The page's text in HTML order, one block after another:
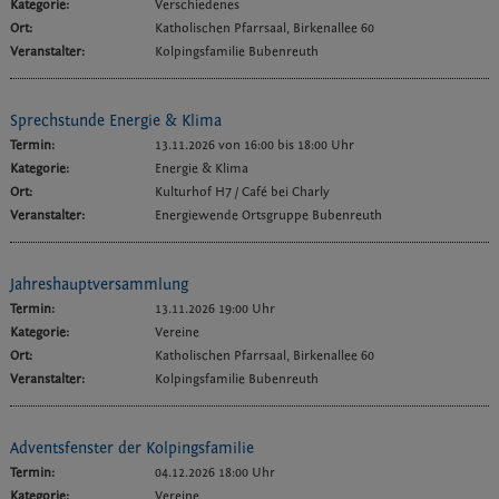
Kategorie:
Verschiedenes
Ort:
Katholischen Pfarrsaal, Birkenallee 60
Veranstalter:
Kolpingsfamilie Bubenreuth
Sprechstunde Energie & Klima
Termin: 13.11.2026 von 16:00 bis 18:00 Uhr
Kategorie:
Energie & Klima
Ort:
Kulturhof H7 / Café bei Charly
Veranstalter:
Energiewende Ortsgruppe Bubenreuth
Jahreshauptversammlung
Termin:
13.11.2026 19:00 Uhr
Kategorie:
Vereine
Ort:
Katholischen Pfarrsaal, Birkenallee 60
Veranstalter:
Kolpingsfamilie Bubenreuth
Adventsfenster der Kolpingsfamilie
Termin:
04.12.2026 18:00 Uhr
Kategorie:
Vereine